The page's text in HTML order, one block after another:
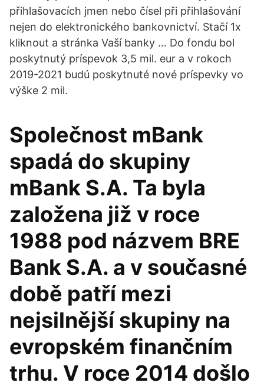
přihlašovacích jmen nebo čísel při přihlašování
nejen do elektronického bankovnictví. Stačí 1x
kliknout a stránka Vaší banky … Do fondu bol
poskytnutý príspevok 3,5 mil. eur a v rokoch
2019-2021 budú poskytnuté nové príspevky vo
výške 2 mil.
Společnost mBank
spadá do skupiny
mBank S.A. Ta byla
založena již v roce
1988 pod názvem BRE
Bank S.A. a v současné
době patří mezi
nejsilnější skupiny na
evropském finančním
trhu. V roce 2014 došlo